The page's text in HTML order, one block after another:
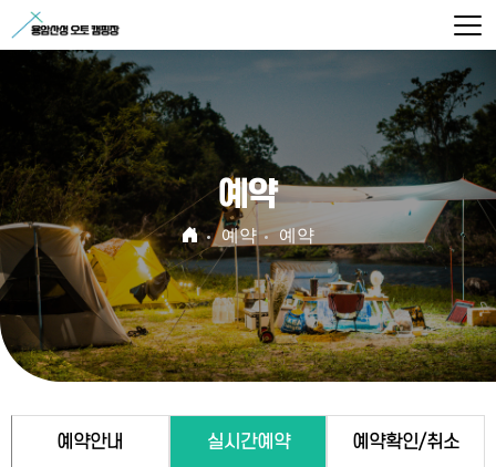
예약
예약 예약
예약안내 실시간예약 예약확인/취소